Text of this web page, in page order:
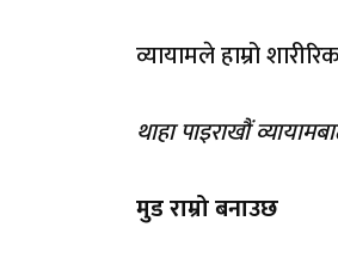
व्यायामले हाम्रो
थाहा पाइराखौं
मुड राम्रो बनाउछ